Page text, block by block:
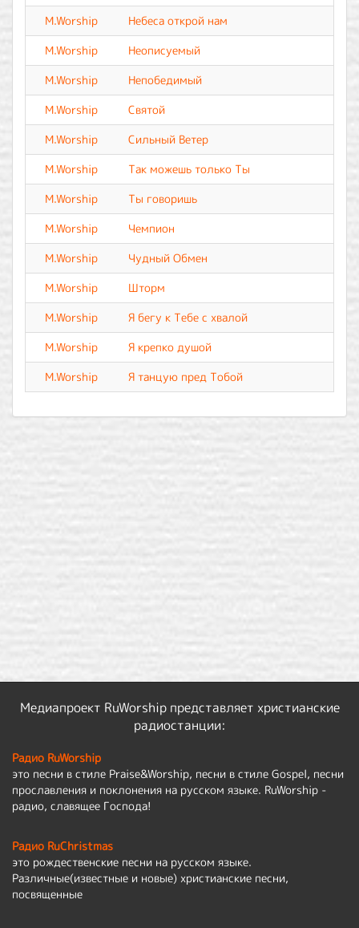
M.Worship
Небеса открой нам
M.Worship
Неописуемый
M.Worship
Непобедимый
M.Worship
Святой
M.Worship
Сильный Ветер
M.Worship
Так можешь только Ты
M.Worship
Ты говоришь
M.Worship
Чемпион
M.Worship
Чудный Обмен
M.Worship
Шторм
M.Worship
Я бегу к Тебе с хвалой
M.Worship
Я крепко душой
M.Worship
Я танцую пред Тобой
Медиапроект RuWorship представляет христианские
радиостанции:
Радио RuWorship
это песни в стиле Praise&Worship, песни в стиле Gospel, песни
прославления и поклонения на русском языке. RuWorship -
радио, славящее Господа!
Радио RuChristmas
это рождественские песни на русском языке.
Различные(известные и новые) христианские песни,
посвященные